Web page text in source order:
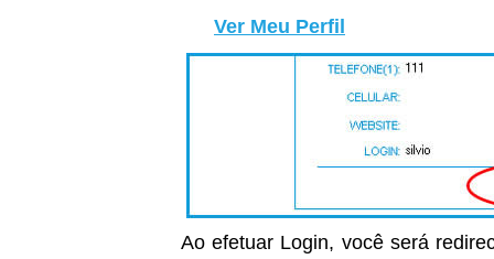
Ver Meu Perfil
Ao efetuar Login, você será